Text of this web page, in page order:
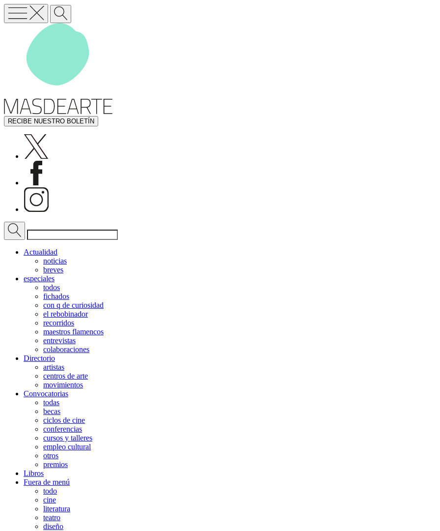
RECIBE NUESTRO BOLETÍN
Actualidad
noticias
breves
especiales
todos
fichados
con q de curiosidad
el rebobinador
recorridos
maestros flamencos
entrevistas
colaboraciones
Directorio
artistas
centros de arte
movimientos
Convocatorias
todas
becas
ciclos de cine
conferencias
cursos y talleres
empleo cultural
otros
premios
Libros
Fuera de menú
todo
cine
literatura
teatro
diseño